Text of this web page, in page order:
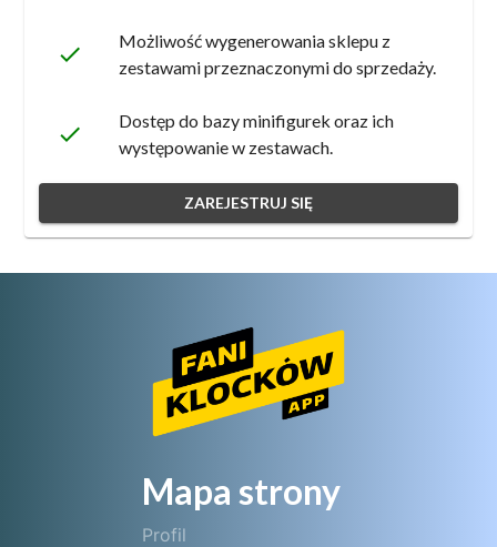
done
Możliwość wygenerowania sklepu z
zestawami przeznaczonymi do sprzedaży.
done
Dostęp do bazy minifigurek oraz ich
występowanie w zestawach.
ZAREJESTRUJ SIĘ
Mapa strony
Profil